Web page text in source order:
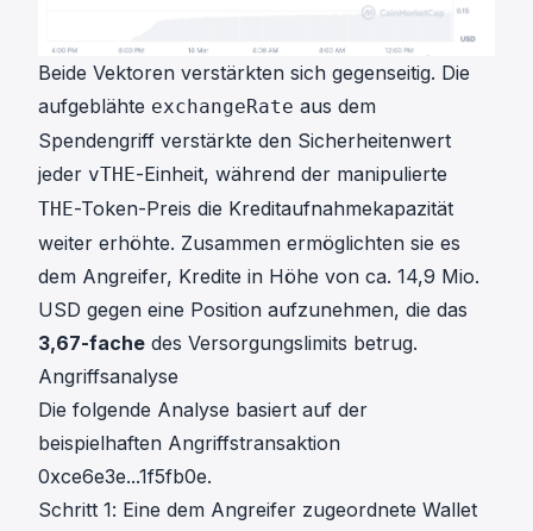
Beide Vektoren verstärkten sich gegenseitig. Die
aufgeblähte exchangeRate aus dem
Spendengriff verstärkte den Sicherheitenwert
jeder vTHE-Einheit, während der manipulierte
THE-Token-Preis die Kreditaufnahmekapazität
weiter erhöhte. Zusammen ermöglichten sie es
dem Angreifer, Kredite in Höhe von ca. 14,9 Mio.
USD gegen eine Position aufzunehmen, die das
3,67-fache des Versorgungslimits betrug.
Angriffsanalyse
Die folgende Analyse basiert auf der
beispielhaften Angriffstransaktion
0xce6e3e...1f5fb0e.
Schritt 1: Eine dem Angreifer zugeordnete Wallet